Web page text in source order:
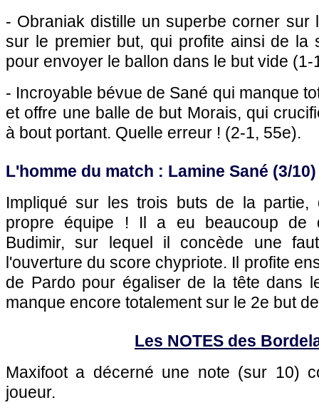
- Obraniak distille un superbe corner sur
sur le premier but, qui profite ainsi de la
pour envoyer le ballon dans le but vide (1-
- Incroyable bévue de Sané qui manque
et offre une balle de but Morais, qui
à bout portant. Quelle erreur ! (2-1, 55e).
L'homme du match : Lamine Sané (3/10)
Impliqué sur les trois buts de la partie,
propre équipe ! Il a eu beaucoup de
Budimir, sur lequel il concède une
l'ouverture du score chypriote. Il profite
de Pardo pour égaliser de la tête dans
manque encore totalement sur le 2e but
Les NOTES des
Maxifoot a décerné une note (sur 10)
joueur.